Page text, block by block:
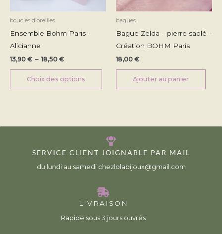
boucles d'oreilles
Ensemble Bohm Paris –
Alicianne
13,90 € – 18,50 €
Choix des options
sur
page
produit
bagues
Bague Zelda – pierre sablé –
Création BOHM Paris
18,00 €
Ajouter au panier
SERVICE CLIENT JOIGNABLE PAR MAIL
du lundi au samedi chezlolabijoux@gmail.com
LIVRAISON
Rapide sous 3 jours ouvrés